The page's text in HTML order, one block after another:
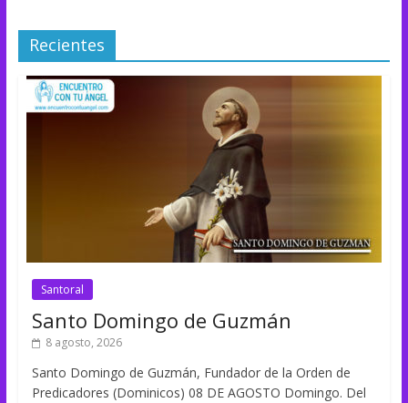
Recientes
Santoral
Santo Domingo de Guzmán
8 agosto, 2026
Santo Domingo de Guzmán, Fundador de la Orden de
Predicadores (Dominicos) 08 DE AGOSTO Domingo. Del